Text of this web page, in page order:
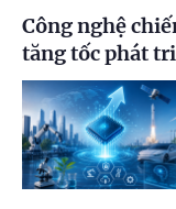
Công nghệ
tăng tốc phát